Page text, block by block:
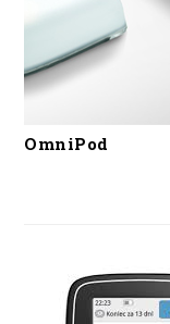
OmniPod